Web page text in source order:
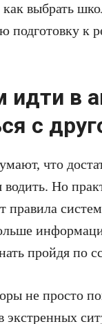
выбрать
подготовку к
идти в
с
что
водить. Но
правила
пройдя по
не просто
экстренных